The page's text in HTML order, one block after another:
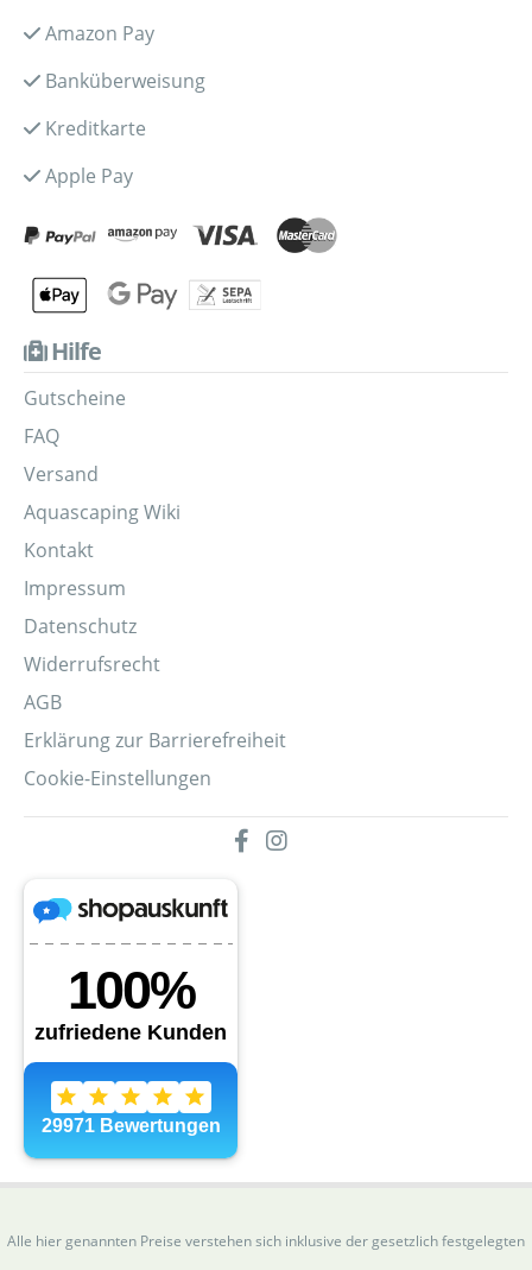
Amazon Pay
Banküberweisung
Kreditkarte
Apple Pay
Hilfe
Gutscheine
FAQ
Versand
Aquascaping Wiki
Kontakt
Impressum
Datenschutz
Widerrufsrecht
AGB
Erklärung zur Barrierefreiheit
Cookie-Einstellungen
Alle hier genannten Preise verstehen sich inklusive der gesetzlich festgelegten